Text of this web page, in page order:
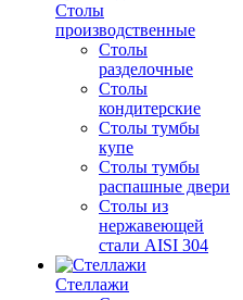
Столы
производственные
Столы
разделочные
Столы
кондитерские
Столы тумбы
купе
Столы тумбы
распашные двери
Столы из
нержавеющей
стали AISI 304
Стеллажи